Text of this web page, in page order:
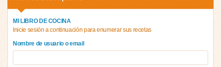
MI LIBRO DE COCINA
Inicie sesión a continuación para enumerar sus recetas
Nombre de usuario o email